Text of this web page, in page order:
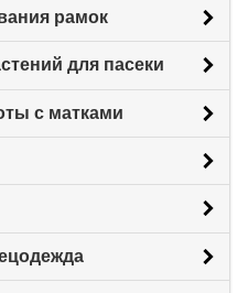
рамок
для пасеки
с матками